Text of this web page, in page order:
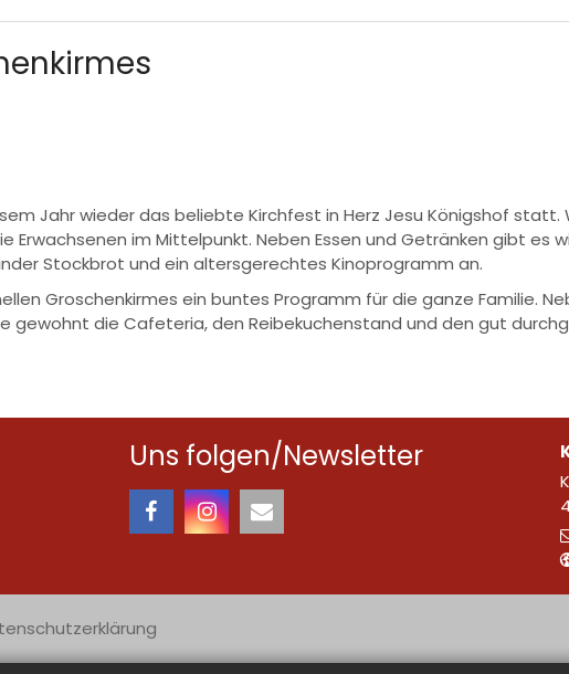
Jahr wieder das beliebte Kirchfest in Herz Jesu Königshof
Erwachsenen im Mittelpunkt. Neben Essen und Getränken gibt es
Stockbrot und ein altersgerechtes Kinoprogramm an.
Groschenkirmes ein buntes Programm für die ganze Familie.
gewohnt die Cafeteria, den Reibekuchenstand und den gut
Uns folgen/Newsletter